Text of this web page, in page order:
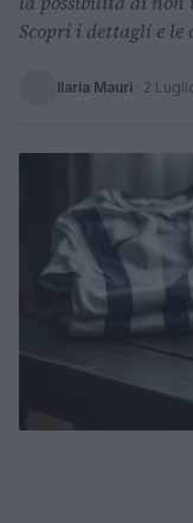
Scopri i dettagli e le
Ilaria Mauri · 2